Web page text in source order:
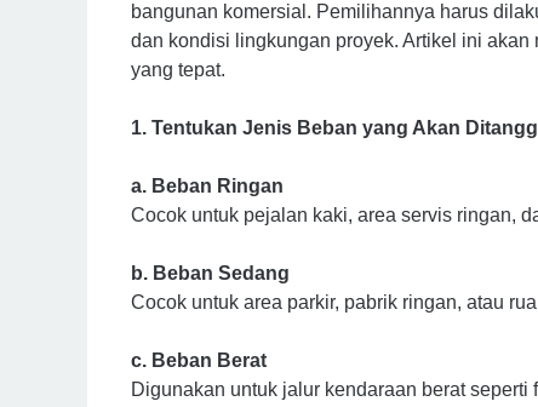
bangunan komersial. Pemilihannya harus
dan kondisi lingkungan proyek. Artikel ini
yang tepat.
1. Tentukan Jenis Beban yang Akan
a. Beban Ringan
Cocok untuk pejalan kaki, area servis ringan,
b. Beban Sedang
Cocok untuk area parkir, pabrik ringan, atau
c. Beban Berat
Digunakan untuk jalur kendaraan berat